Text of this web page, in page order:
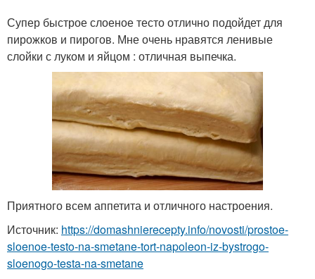
Супер быстрое слоеное тесто отлично подойдет для
пирожков и пирогов. Мне очень нравятся ленивые
слойки с луком и яйцом : отличная выпечка.
Приятного всем аппетита и отличного настроения.
Источник: https://domashnierecepty.info/novosti/prostoe-
sloenoe-testo-na-smetane-tort-napoleon-iz-bystrogo-
sloenogo-testa-na-smetane